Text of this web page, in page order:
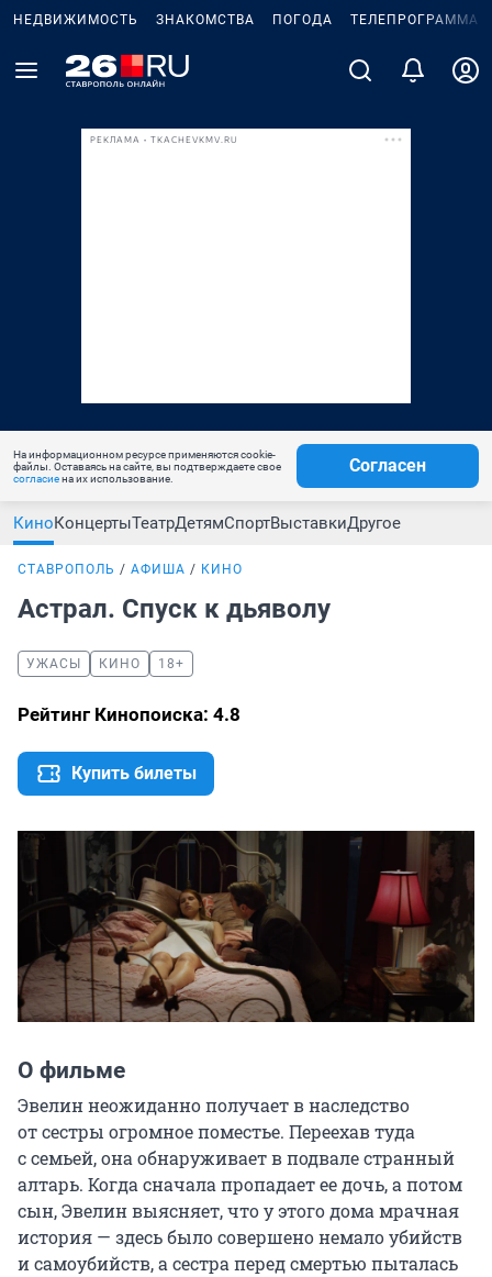
НЕДВИЖИМОСТЬ ЗНАКОМСТВА ПОГОДА ТЕЛЕПРОГРАММА
РЕКЛАМА • TKACHEVKMV.RU
На информационном ресурсе применяются cookie-
файлы. Оставаясь на сайте, вы подтверждаете свое
согласиена их использование.
Согласен
КиноКонцертыТеатрДетямСпортВыставкиДругое
СТАВРОПОЛЬ АФИША КИНО
Астрал. Спуск к дьяволу
УЖАСЫ КИНО 18+
Рейтинг Кинопоиска: 4.8
Купить билеты
О фильме
Эвелин неожиданно получает в наследство
от сестры огромное поместье. Переехав туда
с семьей, она обнаруживает в подвале странный
алтарь. Когда сначала пропадает ее дочь, а потом
сын, Эвелин выясняет, что у этого дома мрачная
история — здесь было совершено немало убийств
и самоубийств, а сестра перед смертью пыталась